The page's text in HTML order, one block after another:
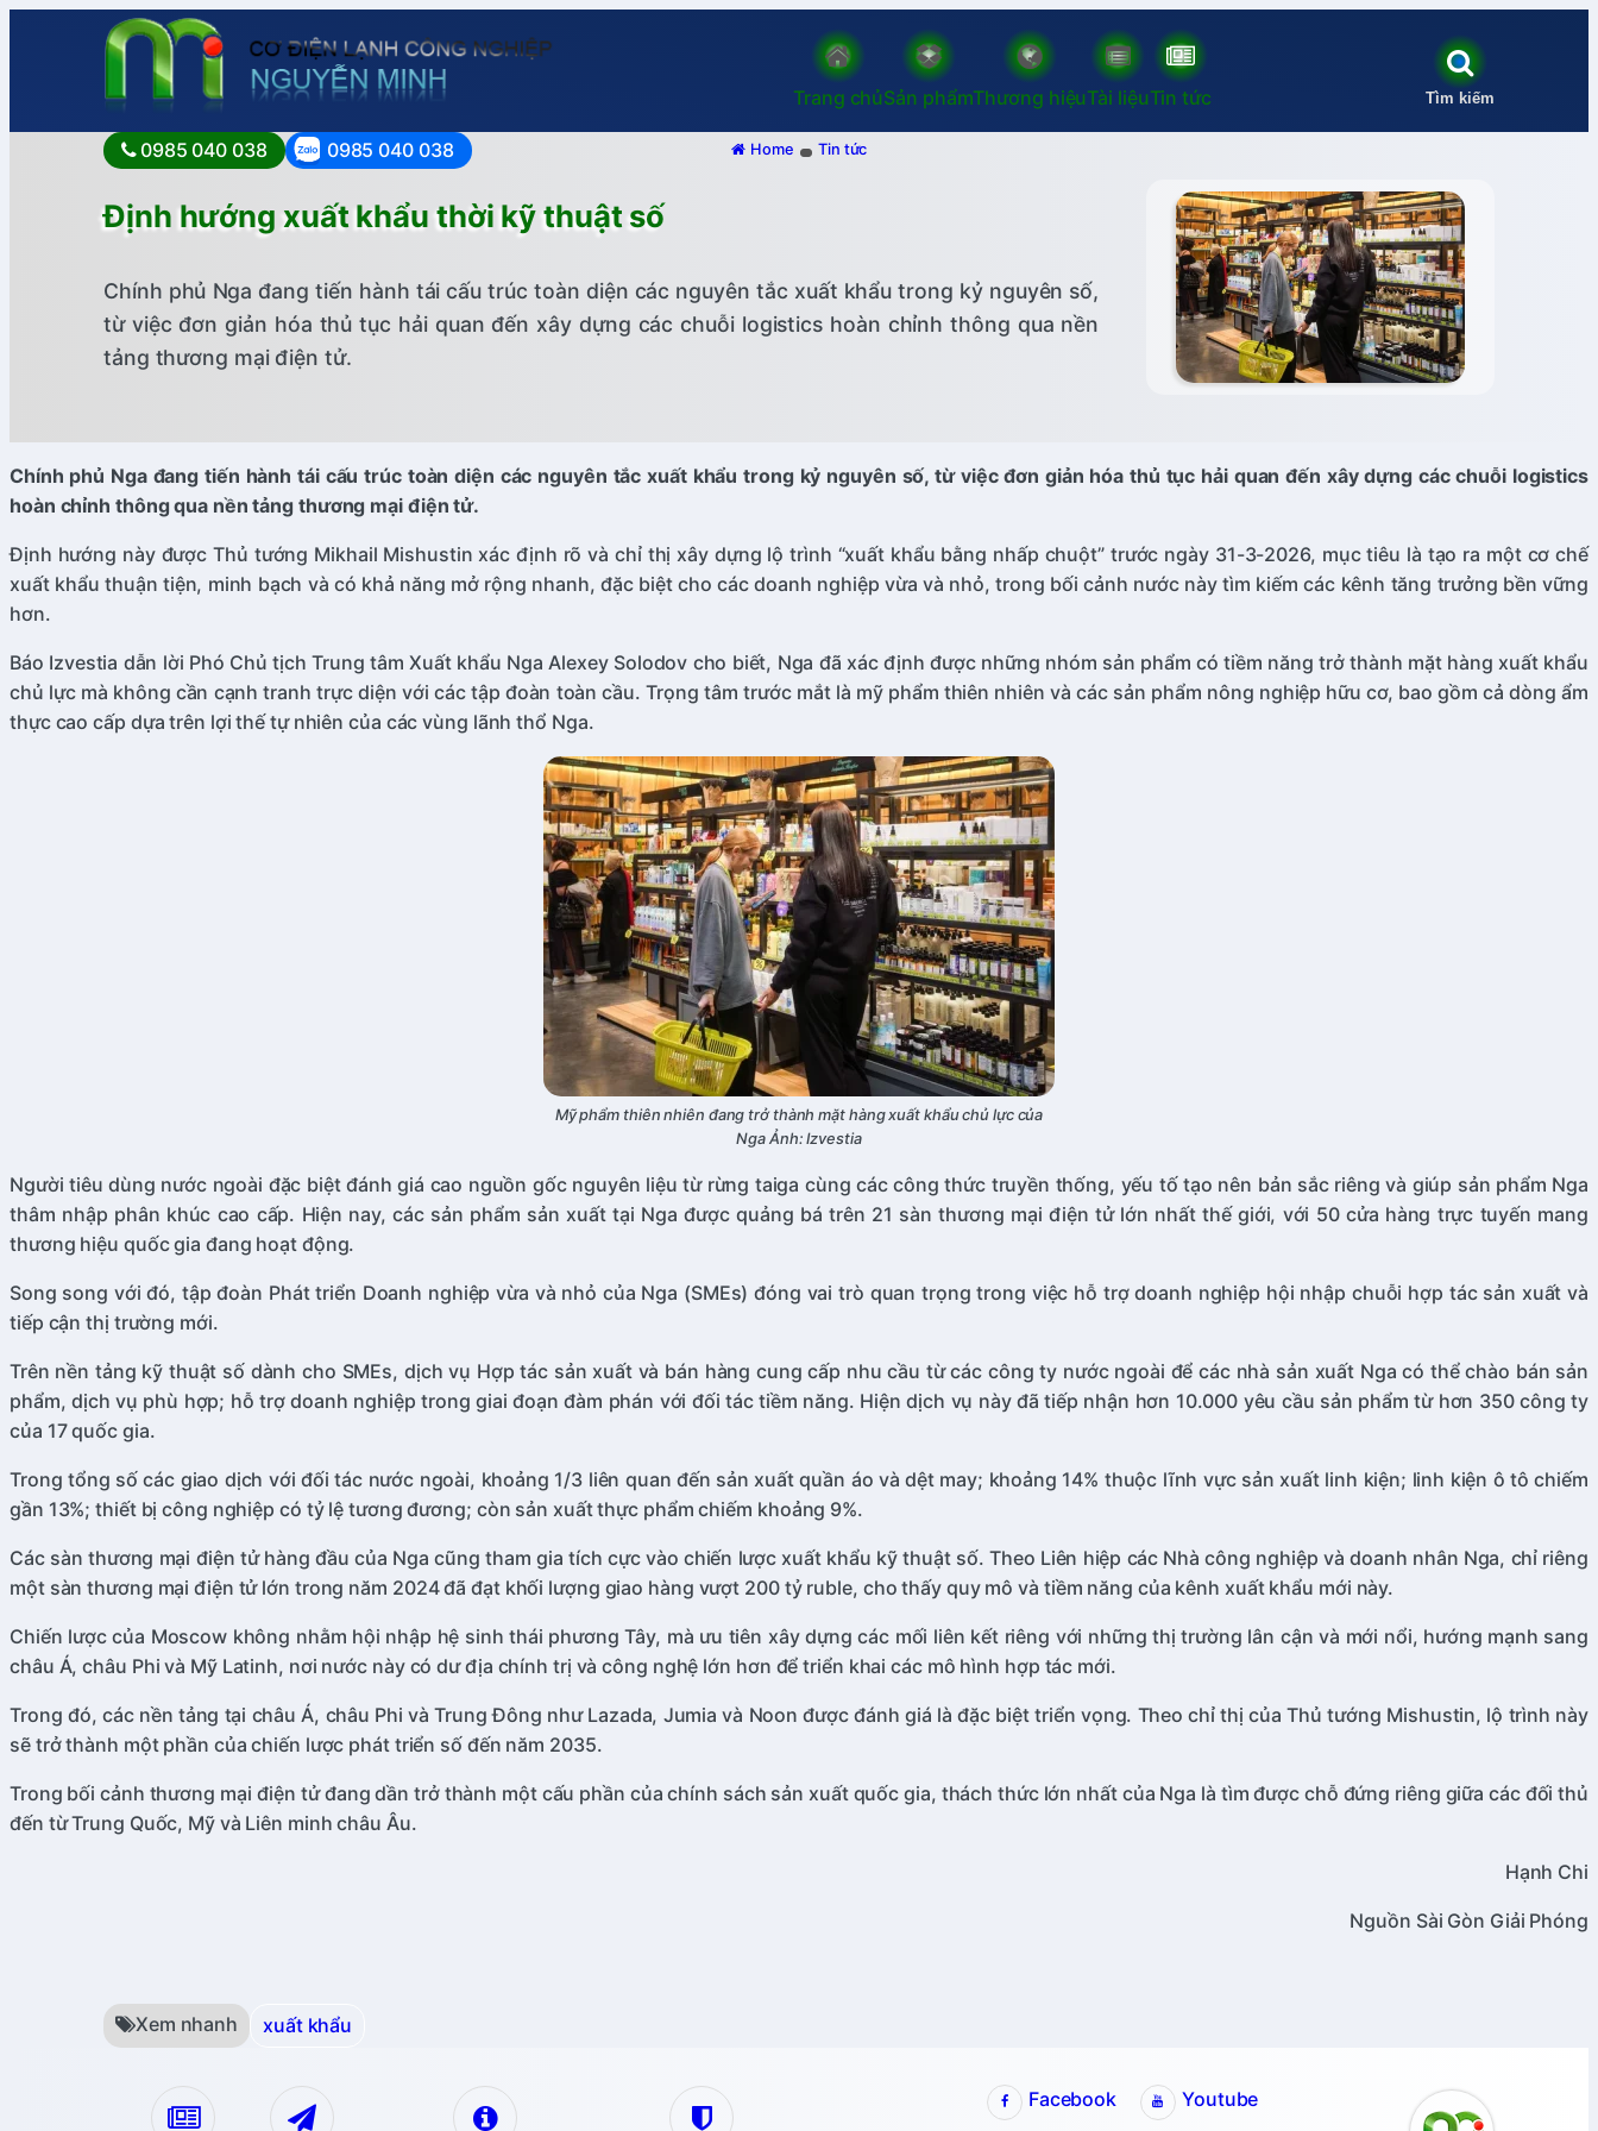
Trang chủSản phẩmThương hiệuTài liệuTin tức Tìm kiếm
0985 040 038 0985 040 038 Home Tin tức
Định hướng xuất khẩu thời kỹ thuật số
Chính phủ Nga đang tiến hành tái cấu trúc toàn diện các nguyên tắc xuất khẩu trong kỷ nguyên số,
từ việc đơn giản hóa thủ tục hải quan đến xây dựng các chuỗi logistics hoàn chỉnh thông qua nền
tảng thương mại điện tử.
Chính phủ Nga đang tiến hành tái cấu trúc toàn diện các nguyên tắc xuất khẩu trong kỷ nguyên số, từ việc đơn giản hóa thủ tục hải quan đến xây dựng các chuỗi logistics
hoàn chỉnh thông qua nền tảng thương mại điện tử.
Định hướng này được Thủ tướng Mikhail Mishustin xác định rõ và chỉ thị xây dựng lộ trình “xuất khẩu bằng nhấp chuột” trước ngày 31-3-2026, mục tiêu là tạo ra một cơ chế
xuất khẩu thuận tiện, minh bạch và có khả năng mở rộng nhanh, đặc biệt cho các doanh nghiệp vừa và nhỏ, trong bối cảnh nước này tìm kiếm các kênh tăng trưởng bền vững
hơn.
Báo Izvestia dẫn lời Phó Chủ tịch Trung tâm Xuất khẩu Nga Alexey Solodov cho biết, Nga đã xác định được những nhóm sản phẩm có tiềm năng trở thành mặt hàng xuất khẩu
chủ lực mà không cần cạnh tranh trực diện với các tập đoàn toàn cầu. Trọng tâm trước mắt là mỹ phẩm thiên nhiên và các sản phẩm nông nghiệp hữu cơ, bao gồm cả dòng ẩm
thực cao cấp dựa trên lợi thế tự nhiên của các vùng lãnh thổ Nga.
Mỹ phẩm thiên nhiên đang trở thành mặt hàng xuất khẩu chủ lực của
Nga Ảnh: Izvestia
Người tiêu dùng nước ngoài đặc biệt đánh giá cao nguồn gốc nguyên liệu từ rừng taiga cùng các công thức truyền thống, yếu tố tạo nên bản sắc riêng và giúp sản phẩm Nga
thâm nhập phân khúc cao cấp. Hiện nay, các sản phẩm sản xuất tại Nga được quảng bá trên 21 sàn thương mại điện tử lớn nhất thế giới, với 50 cửa hàng trực tuyến mang
thương hiệu quốc gia đang hoạt động.
Song song với đó, tập đoàn Phát triển Doanh nghiệp vừa và nhỏ của Nga (SMEs) đóng vai trò quan trọng trong việc hỗ trợ doanh nghiệp hội nhập chuỗi hợp tác sản xuất và
tiếp cận thị trường mới.
Trên nền tảng kỹ thuật số dành cho SMEs, dịch vụ Hợp tác sản xuất và bán hàng cung cấp nhu cầu từ các công ty nước ngoài để các nhà sản xuất Nga có thể chào bán sản
phẩm, dịch vụ phù hợp; hỗ trợ doanh nghiệp trong giai đoạn đàm phán với đối tác tiềm năng. Hiện dịch vụ này đã tiếp nhận hơn 10.000 yêu cầu sản phẩm từ hơn 350 công ty
của 17 quốc gia.
Trong tổng số các giao dịch với đối tác nước ngoài, khoảng 1/3 liên quan đến sản xuất quần áo và dệt may; khoảng 14% thuộc lĩnh vực sản xuất linh kiện; linh kiện ô tô chiếm
gần 13%; thiết bị công nghiệp có tỷ lệ tương đương; còn sản xuất thực phẩm chiếm khoảng 9%.
Các sàn thương mại điện tử hàng đầu của Nga cũng tham gia tích cực vào chiến lược xuất khẩu kỹ thuật số. Theo Liên hiệp các Nhà công nghiệp và doanh nhân Nga, chỉ riêng
một sàn thương mại điện tử lớn trong năm 2024 đã đạt khối lượng giao hàng vượt 200 tỷ ruble, cho thấy quy mô và tiềm năng của kênh xuất khẩu mới này.
Chiến lược của Moscow không nhằm hội nhập hệ sinh thái phương Tây, mà ưu tiên xây dựng các mối liên kết riêng với những thị trường lân cận và mới nổi, hướng mạnh sang
châu Á, châu Phi và Mỹ Latinh, nơi nước này có dư địa chính trị và công nghệ lớn hơn để triển khai các mô hình hợp tác mới.
Trong đó, các nền tảng tại châu Á, châu Phi và Trung Đông như Lazada, Jumia và Noon được đánh giá là đặc biệt triển vọng. Theo chỉ thị của Thủ tướng Mishustin, lộ trình này
sẽ trở thành một phần của chiến lược phát triển số đến năm 2035.
Trong bối cảnh thương mại điện tử đang dần trở thành một cấu phần của chính sách sản xuất quốc gia, thách thức lớn nhất của Nga là tìm được chỗ đứng riêng giữa các đối thủ
đến từ Trung Quốc, Mỹ và Liên minh châu Âu.
Hạnh Chi
Nguồn Sài Gòn Giải Phóng
Xem nhanh xuất khẩu
Facebook Youtube